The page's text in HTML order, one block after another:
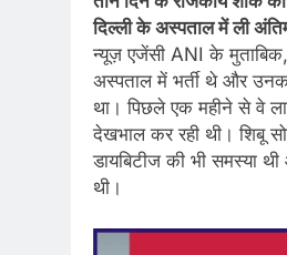
दिल्ली के अस्पताल में ली
न्यूज़ एजेंसी ANI के
अस्पताल में भर्ती थे और
था। पिछले एक महीने से वे
देखभाल कर रही थी। शिबू
डायबिटीज की भी समस्या
थी।